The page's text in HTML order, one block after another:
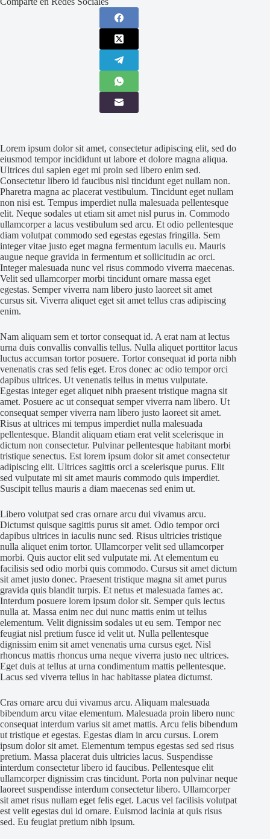
Lorem ipsum dolor sit amet, consectetur adipiscing elit, sed do
eiusmod tempor incididunt ut labore et dolore magna aliqua.
Ultrices dui sapien eget mi proin sed libero enim sed.
Consectetur libero id faucibus nisl tincidunt eget nullam non.
Pharetra magna ac placerat vestibulum. Tincidunt eget nullam
non nisi est. Tempus imperdiet nulla malesuada pellentesque
elit. Neque sodales ut etiam sit amet nisl purus in. Commodo
ullamcorper a lacus vestibulum sed arcu. Et odio pellentesque
diam volutpat commodo sed egestas egestas fringilla. Sem
integer vitae justo eget magna fermentum iaculis eu. Mauris
augue neque gravida in fermentum et sollicitudin ac orci.
Integer malesuada nunc vel risus commodo viverra maecenas.
Velit sed ullamcorper morbi tincidunt ornare massa eget
egestas. Semper viverra nam libero justo laoreet sit amet
cursus sit. Viverra aliquet eget sit amet tellus cras adipiscing
enim.
Nam aliquam sem et tortor consequat id. A erat nam at lectus
urna duis convallis convallis tellus. Nulla aliquet porttitor lacus
luctus accumsan tortor posuere. Tortor consequat id porta nibh
venenatis cras sed felis eget. Eros donec ac odio tempor orci
dapibus ultrices. Ut venenatis tellus in metus vulputate.
Egestas integer eget aliquet nibh praesent tristique magna sit
amet. Posuere ac ut consequat semper viverra nam libero. Ut
consequat semper viverra nam libero justo laoreet sit amet.
Risus at ultrices mi tempus imperdiet nulla malesuada
pellentesque. Blandit aliquam etiam erat velit scelerisque in
dictum non consectetur. Pulvinar pellentesque habitant morbi
tristique senectus. Est lorem ipsum dolor sit amet consectetur
adipiscing elit. Ultrices sagittis orci a scelerisque purus. Elit
sed vulputate mi sit amet mauris commodo quis imperdiet.
Suscipit tellus mauris a diam maecenas sed enim ut.
Libero volutpat sed cras ornare arcu dui vivamus arcu.
Dictumst quisque sagittis purus sit amet. Odio tempor orci
dapibus ultrices in iaculis nunc sed. Risus ultricies tristique
nulla aliquet enim tortor. Ullamcorper velit sed ullamcorper
morbi. Quis auctor elit sed vulputate mi. At elementum eu
facilisis sed odio morbi quis commodo. Cursus sit amet dictum
sit amet justo donec. Praesent tristique magna sit amet purus
gravida quis blandit turpis. Et netus et malesuada fames ac.
Interdum posuere lorem ipsum dolor sit. Semper quis lectus
nulla at. Massa enim nec dui nunc mattis enim ut tellus
elementum. Velit dignissim sodales ut eu sem. Tempor nec
feugiat nisl pretium fusce id velit ut. Nulla pellentesque
dignissim enim sit amet venenatis urna cursus eget. Nisl
rhoncus mattis rhoncus urna neque viverra justo nec ultrices.
Eget duis at tellus at urna condimentum mattis pellentesque.
Lacus sed viverra tellus in hac habitasse platea dictumst.
Cras ornare arcu dui vivamus arcu. Aliquam malesuada
bibendum arcu vitae elementum. Malesuada proin libero nunc
consequat interdum varius sit amet mattis. Arcu felis bibendum
ut tristique et egestas. Egestas diam in arcu cursus. Lorem
ipsum dolor sit amet. Elementum tempus egestas sed sed risus
pretium. Massa placerat duis ultricies lacus. Suspendisse
interdum consectetur libero id faucibus. Pellentesque elit
ullamcorper dignissim cras tincidunt. Porta non pulvinar neque
laoreet suspendisse interdum consectetur libero. Ullamcorper
sit amet risus nullam eget felis eget. Lacus vel facilisis volutpat
est velit egestas dui id ornare. Euismod lacinia at quis risus
sed. Eu feugiat pretium nibh ipsum.